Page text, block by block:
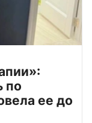
по
ее до